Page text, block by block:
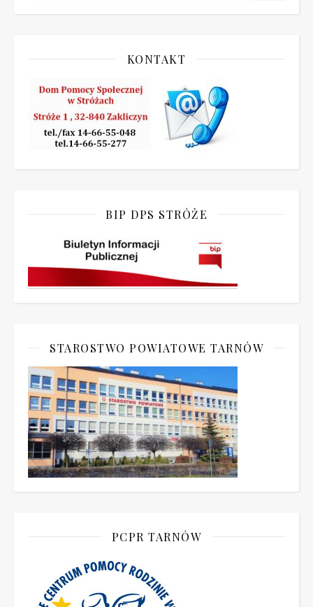
KONTAKT
BIP DPS STRÓŻE
STAROSTWO POWIATOWE TARNÓW
PCPR TARNÓW